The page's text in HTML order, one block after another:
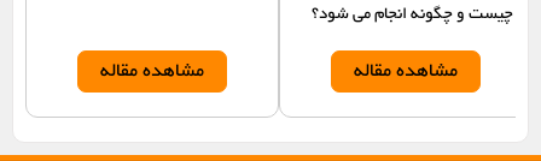
مشاهده مقاله
چیست و چگونه انجام می شود؟
مشاهده مقاله